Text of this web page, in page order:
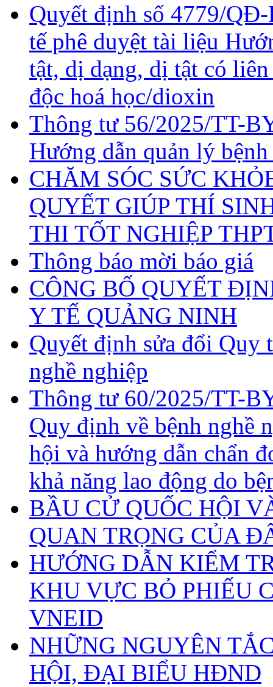
Quyết định số 4779/
tế phê duyệt tài liệu
tật, dị dạng, dị tật có
độc hoá học/dioxin
Thông tư 56/2025/TT-
Hướng dẫn quản lý
CHĂM SÓC SỨC
QUYẾT GIÚP THÍ
THI TỐT NGHIỆP
Thông báo mời báo giá
CÔNG BỐ QUYẾT
Y TẾ QUẢNG NINH
Quyết định sửa đổi Quy
nghề nghiệp
Thông tư 60/2025/TT-
Quy định về bệnh nghề
hội và hướng dẫn chẩn
khả năng lao động do
BẦU CỬ QUỐC HỘI
QUAN TRỌNG CỦA
HƯỚNG DẪN KIỂM
KHU VỰC BỎ PHIẾU
VNEID
NHỮNG NGUYÊN
HỘI, ĐẠI BIỂU HĐND